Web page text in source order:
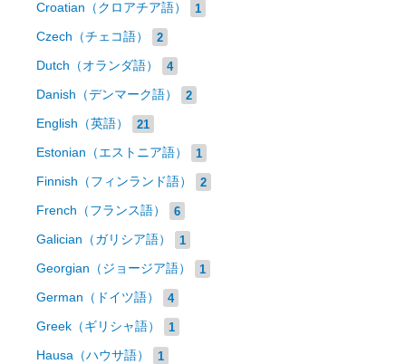
Croatian（クロアチア語） 1
Czech（チェコ語） 2
Dutch（オランダ語） 4
Danish（デンマーク語） 2
English（英語） 21
Estonian（エストニア語） 1
Finnish（フィンランド語） 2
French（フランス語） 6
Galician（ガリシア語） 1
Georgian（ジョージア語） 1
German（ドイツ語） 4
Greek（ギリシャ語） 1
Hausa（ハウサ語） 1